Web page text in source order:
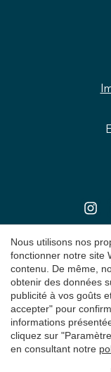
Nous utilisons nos
fonctionner notre site
contenu. De même,
obtenir des données
publicité à vos goûts
accepter" pour
informations
cliquez sur
en consultant notre